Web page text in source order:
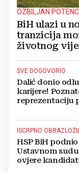
OZBILJAN
BiH ulazi u
tranzicija
životnog
SVE DOGOVORIO
Dalić donio
karijere!
reprezentaciju
ISCRPNO
HSP BiH
Ustavnom
ovjere